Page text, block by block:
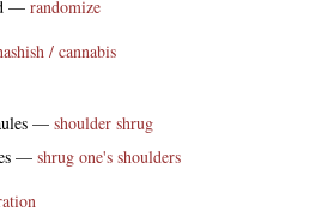
— randomize
/ cannabis
— shoulder shrug
— shrug one's shoulders